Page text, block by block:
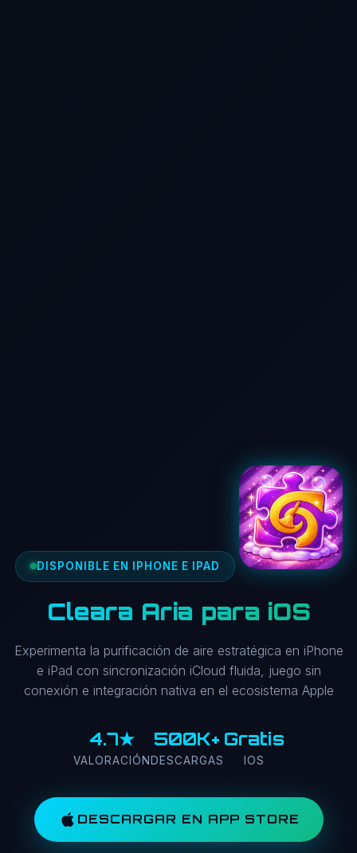
DISPONIBLE EN IPHONE E IPAD
Cleara Aria para iOS
Experimenta la purificación de aire estratégica en iPhone
e iPad con sincronización iCloud fluida, juego sin
conexión e integración nativa en el ecosistema Apple
4.7★
VALORACIÓN
500K+
DESCARGAS
Gratis
IOS
DESCARGAR EN APP STORE